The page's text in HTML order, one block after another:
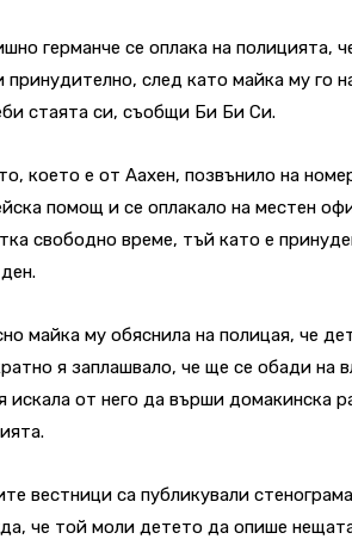
германче се оплака на полицията,
принудително, след като майка му го
стаята си, съобщи Би Би Си.
което е от Аахен, позвънило на
помощ и се оплакало на местен
свободно време, тъй като е
майка му обяснила на полицая, че
я заплашвало, че ще се обади на
искала от него да върши домакинска
вестници са публикували
че той моли детето да опише